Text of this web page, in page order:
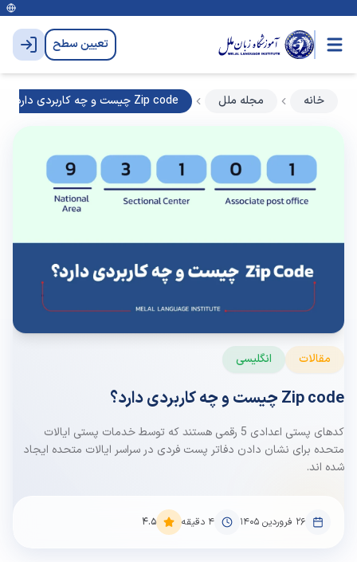
تعیین سطح
خانه مجله ملل Zip code چیست و چه کاربردی دارد؟
مقالات انگلیسی
Zip code چیست و چه کاربردی دارد؟
کدهای پستی اعدادی 5 رقمی هستند که توسط خدمات پستی ایالات
متحده برای نشان دادن دفاتر پست فردی در سراسر ایالات متحده ایجاد
شده اند.
۲۶ فروردین ۱۴۰۵ 4 دقیقه 4.5